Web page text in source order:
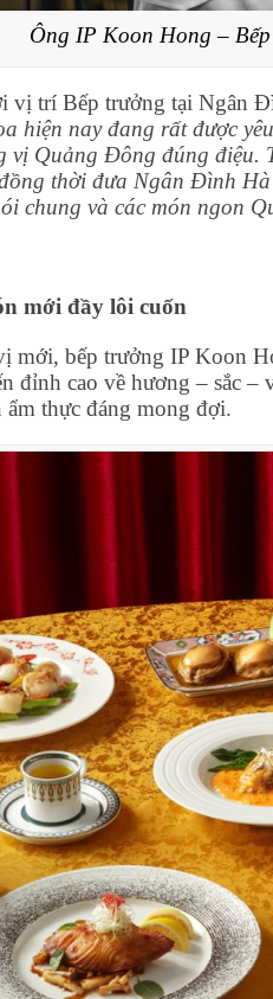
Ông IP Koon Hong –
vị trí Bếp trưởng tại Ngân
hiện nay đang rất được
vị Quảng Đông đúng điệu.
thời đưa Ngân Đình
chung và các món ngon
mới đầy lôi cuốn
mới, bếp trưởng IP Koon
đỉnh cao về hương – sắc
ẩm thực đáng mong đợi.